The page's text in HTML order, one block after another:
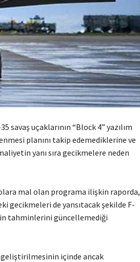
savaş uçaklarının “Block 4” yazılım
planını takip edemediklerine ve
yanı sıra gecikmelere neden
mal olan programa ilişkin raporda,
gecikmeleri de yansıtacak şekilde F-
tahminlerini güncellemediği
geliştirilmesinin içinde ancak